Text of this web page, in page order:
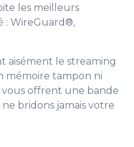
les meilleurs
: WireGuard®,
aisément le streaming
mémoire tampon ni
vous offrent une bande
bridons jamais votre